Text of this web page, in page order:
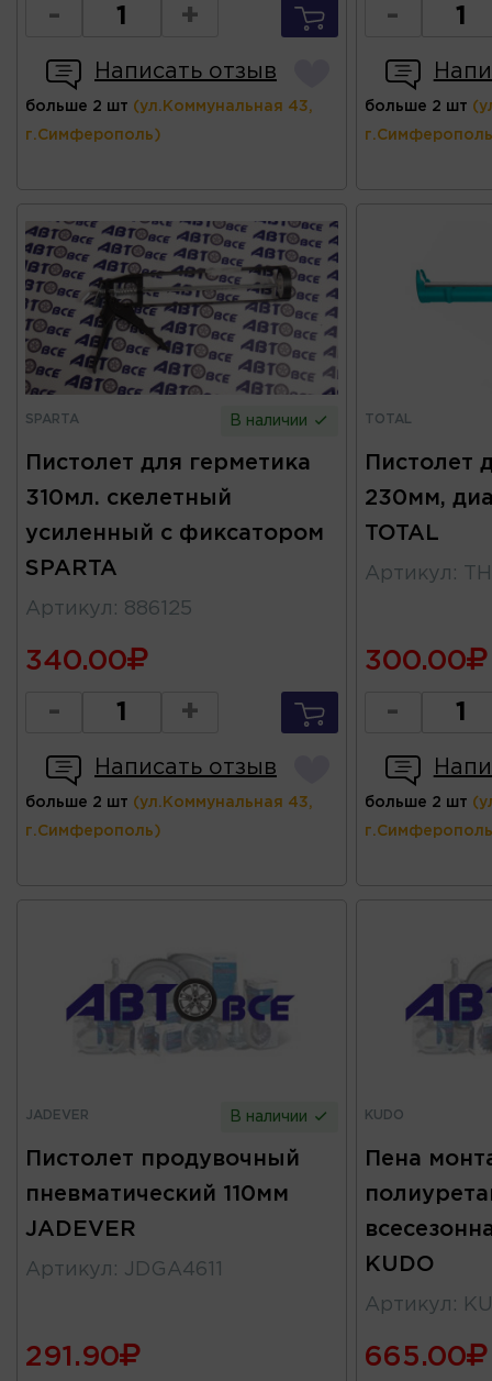
- +
Написать отзыв
больше 2 шт (ул.Коммунальная 43,
г.Симферополь)
-
больше 2 шт
SPARTA В наличии
Пистолет для герметика
310мл. скелетный
усиленный с фиксатором
SPARTA
Артикул : 886125
340.00
- +
Написать отзыв
больше 2 шт (ул.Коммунальная 43,
г.Симферополь)
TOTAL
Пистолет
230мм,
TOTAL
Артикул :
300.00
-
больше 2 шт
JADEVER В наличии
Пистолет продувочный
пневматический 110мм
JADEVER
Артикул : JDGA4611
291.90
KUDO
Пена
KUDO
Артикул :
665.00